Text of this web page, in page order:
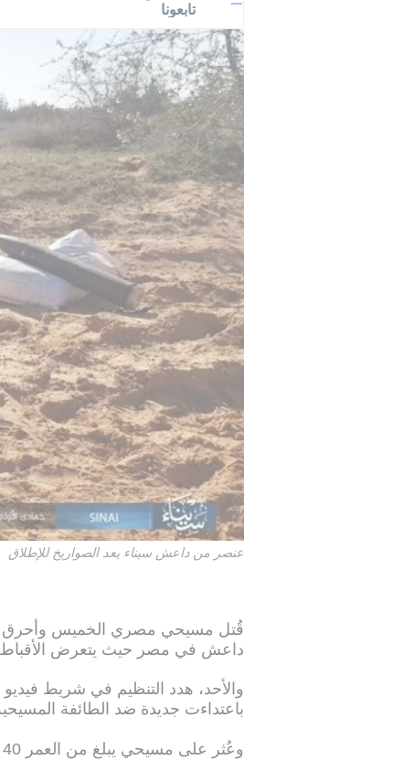
تابعونا
عنصر من داعش سيناء يعد الصواريخ للإطلاق
قُتل مسيحي مصري الخميس وأحرق
داعش في مصر حيث يتعرض الأقباط
والأحد، هدد التنظيم في شريط
باعتداءت جديدة ضد الطائفة